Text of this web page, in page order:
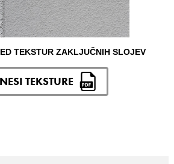
TEKSTUR ZAKLJUČNIH SLOJEV
TEKSTURE